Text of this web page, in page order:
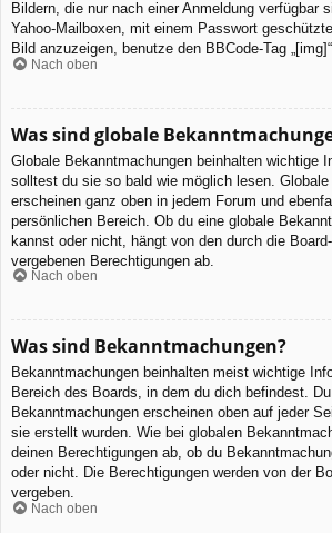
Bildern, die nur nach einer Anmeldung verfügbar
Yahoo-Mailboxen, mit einem Passwort
Bild anzuzeigen, benutze den BBCode-Tag
Nach oben
Was sind globale
Globale Bekanntmachungen beinhalten wichtige
solltest du sie so bald wie möglich lesen.
erscheinen ganz oben in jedem Forum und
persönlichen Bereich. Ob du eine globale
kannst oder nicht, hängt von den durch die
vergebenen Berechtigungen ab.
Nach oben
Was sind Bekanntmachungen?
Bekanntmachungen beinhalten meist wichtige
Bereich des Boards, in dem du dich befindest.
Bekanntmachungen erscheinen oben auf jeder
sie erstellt wurden. Wie bei globalen
deinen Berechtigungen ab, ob du
oder nicht. Die Berechtigungen werden von der
vergeben.
Nach oben